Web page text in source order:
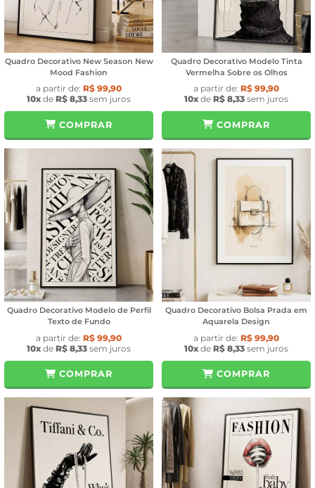
Quadro Decorativo New Season New
Mood Fashion
a partir de: R$ 99,90
10x de R$ 8,33 sem juros
COMPRAR
Quadro Decorativo Modelo Tinta
Vermelha Sobre os Olhos
a partir de: R$ 99,90
10x de R$ 8,33 sem juros
COMPRAR
Quadro Decorativo Modelo de Perfil
Texto de Fundo
a partir de: R$ 99,90
10x de R$ 8,33 sem juros
COMPRAR
Quadro Decorativo Bolsa Prada em
Aquarela Design
a partir de: R$ 99,90
10x de R$ 8,33 sem juros
COMPRAR